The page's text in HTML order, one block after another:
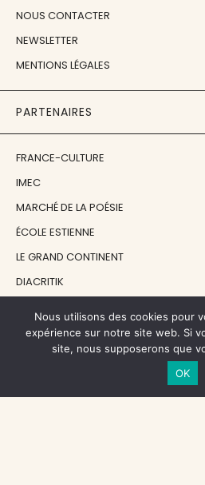
NOUS CONTACTER
NEWSLETTER
MENTIONS LÉGALES
PARTENAIRES
FRANCE-CULTURE
IMEC
MARCHÉ DE LA POÉSIE
ÉCOLE ESTIENNE
LE GRAND CONTINENT
DIACRITIK
NOS SOUTIENS
CENTRE NATIONAL DU LIVRE
Nous utilisons des cookies pour
expérience sur notre site web. Si
site, nous supposerons que
OK